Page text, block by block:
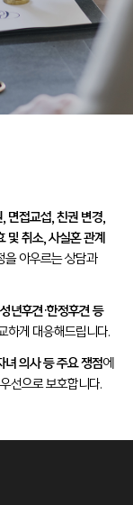
면접교섭, 친권 변경,
및 취소, 사실혼 관계
을 아우르는 상담과
년후견·한정후견 등
하게 대응해드립니다.
녀 의사 등 주요 쟁점에
선으로 보호합니다.